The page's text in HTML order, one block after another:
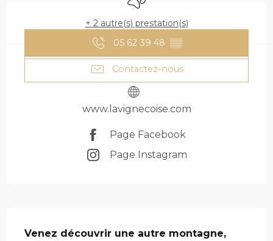
+ 2 autre(s) prestation(s)
05 62 39 48 ▒▒
Contactez-nous
www.lavignecoise.com
Page Facebook
Page Instagram
Venez découvrir une autre montagne,